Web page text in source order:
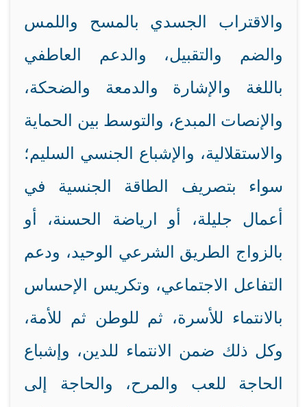
والاقتراب الجسدي بالمسح واللمس
والضم والتقبيل، والدعم العاطفي
باللغة والإشارة والدمعة والضحكة،
والإنصات المبدع، والتوسط بين الحماية
والاستقلالية، والإشباع الجنسي السليم؛
سواء بتصريف الطاقة الجنسية في
أعمال جليلة، أو ارياضة الحسنة، أو
بالزواج الطريق الشرعي الوحيد، ودعم
التفاعل الاجتماعي، وتكريس الإحساس
بالانتماء للأسرة، ثم للوطن ثم للأمة،
وكل ذلك ضمن الانتماء للدين، وإشباع
الحاجة للعب والمرح، والحاجة إلى